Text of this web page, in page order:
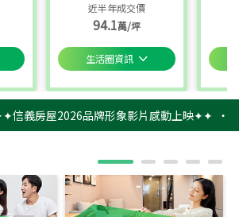
近半年成交價
94.1萬/坪
生活圈資訊
義房屋2026品牌形象影片感動上映✦✦ ‧信